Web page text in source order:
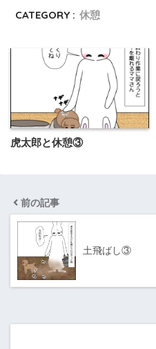
CATEGORY : 休憩
虎太郎と休憩③
前の記事
土飛ばし③